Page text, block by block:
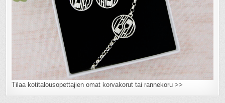
Tilaa kotitalousopettajien omat korvakorut tai rannekoru >>